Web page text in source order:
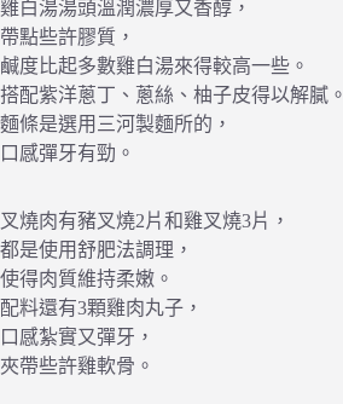
雞白湯湯頭溫潤濃厚又香醇，
帶點些許膠質，
鹹度比起多數雞白湯來得較高一些。
搭配紫洋蔥丁、蔥絲、柚子皮得以解膩。
麵條是選用三河製麵所的，
口感彈牙有勁。
叉燒肉有豬叉燒2片和雞叉燒3片，
都是使用舒肥法調理，
使得肉質維持柔嫩。
配料還有3顆雞肉丸子，
口感紮實又彈牙，
夾帶些許雞軟骨。